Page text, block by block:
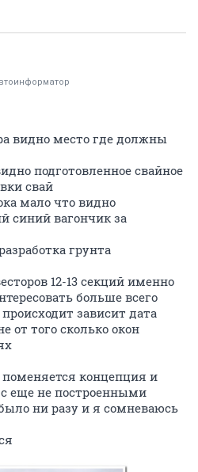
видно место где должны
подготовленное свайное
свай
мало что видно
синий вагончик за
грунта
12-13 секций именно
больше всего
зависит дата
от того сколько окон
поменяется концепция и
еще не построенными
ни разу и я сомневаюсь